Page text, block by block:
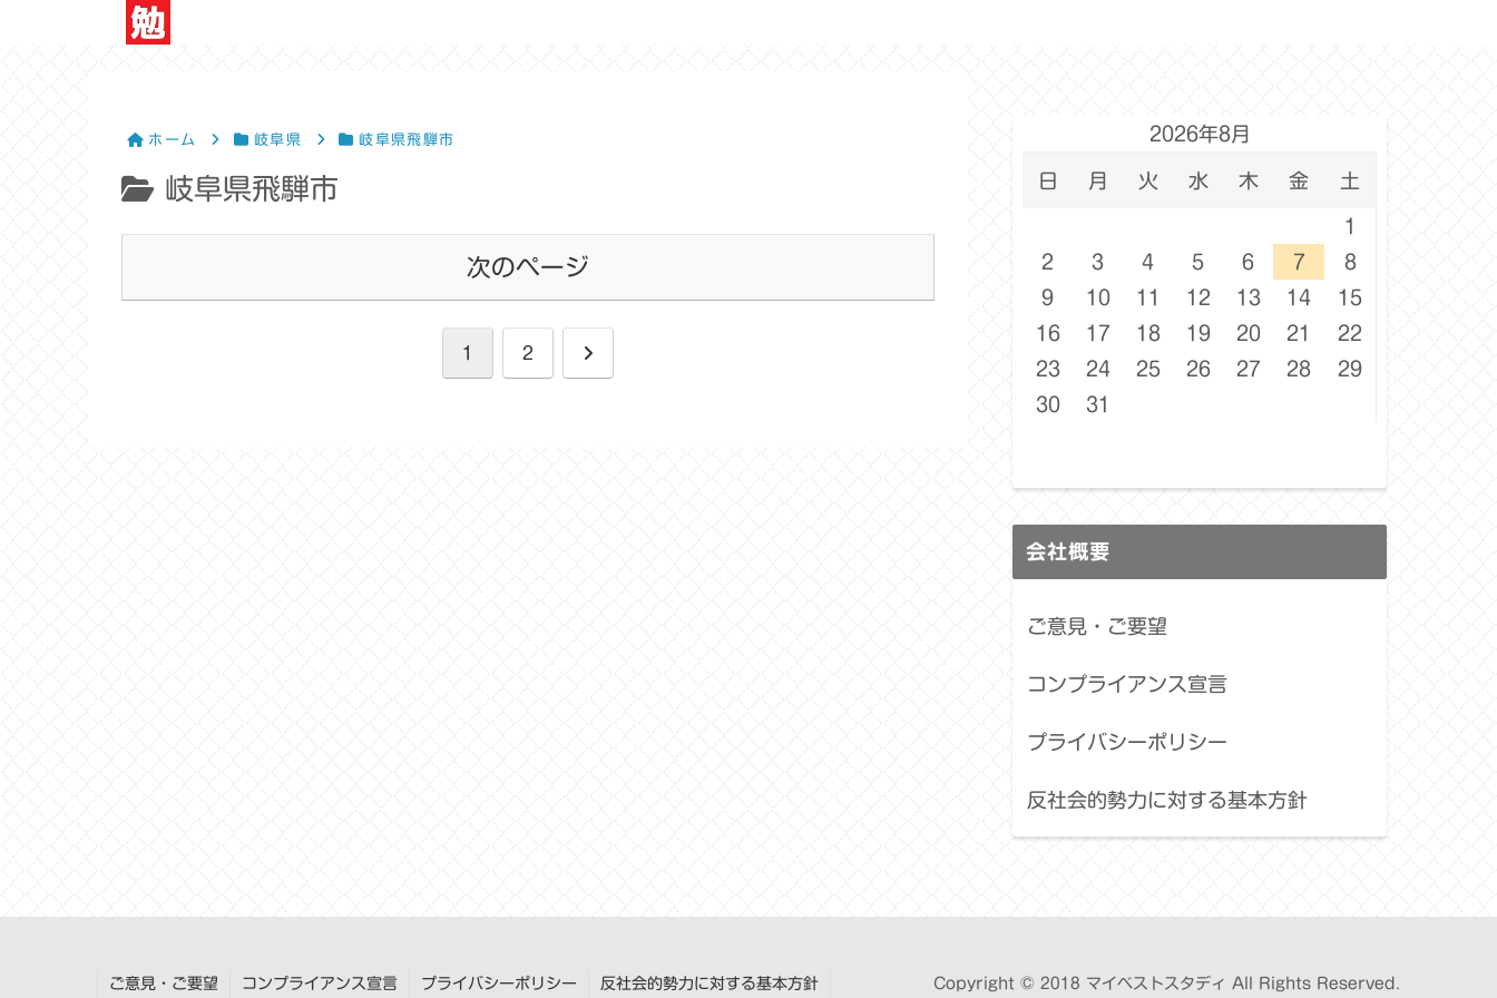
ホーム 岐阜県 岐阜県飛騨市
岐阜県飛騨市
次のページ
1 2 次
2026年8月
日 月 火 水 木 金 土
1
2
3 4 5 6 7
8
9
10 11 12 13 14
15
16
17 18 19 20 21
22
23
24 25 26 27 28
29
30
31
会社概要
ご意見・ご要望
コンプライアンス宣言
プライバシーポリシー
反社会的勢力に対する基本方針
ご意見・ご要望 コンプライアンス宣言 プライバシーポリシー 反社会的勢力に対する基本方針 Copyright © 2018 マイベストスタディ All Rights Reserved.